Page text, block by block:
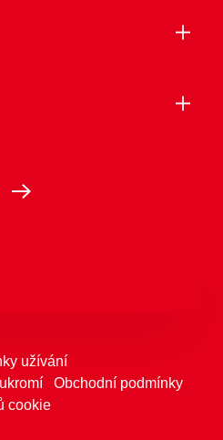
užívání
Obchodní podmínky
cookie